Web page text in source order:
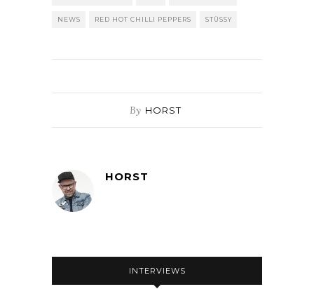
NEWS RED HOT CHILLI PEPPERS STÜSSY
By HORST
HORST
INTERVIEWS